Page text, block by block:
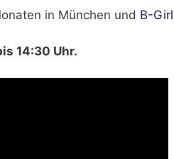
in München und B-
14:30 Uhr.